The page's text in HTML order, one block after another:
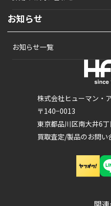
株式会社ヒューマン・
〒140−0013
東京都品川区南大井6
買取査定/製品のお問
お知らせ
お知らせ一覧